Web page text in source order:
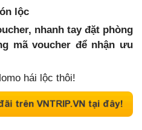
lộc
nhanh tay đặt phòng
mã voucher để nhận ưu
hái lộc thôi!